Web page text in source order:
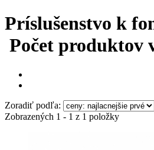
Príslušenstvo k
Počet produktov
Zoradiť podľa:
Zobrazených 1 - 1 z 1 položky